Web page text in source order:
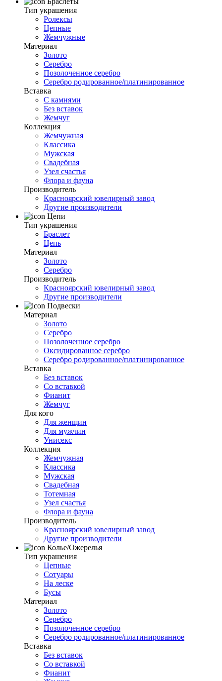
Тип украшения
Ролексы
Цепные
Жемчужные
Материал
Золото
Серебро
Позолоченное серебро
Серебро родированное/платинированное
Вставка
С камнями
Без вставок
Жемчуг
Коллекция
Жемчужная
Классика
Мужская
Свадебная
Узел счастья
Флора и фауна
Производитель
Красноярский ювелирный завод
Другие производители
Цепи
Тип украшения
Браслет
Цепь
Материал
Золото
Серебро
Производитель
Красноярский ювелирный завод
Другие производители
Подвески
Материал
Золото
Серебро
Позолоченное серебро
Оксидированное серебро
Серебро родированное/платинированное
Вставка
Без вставок
Со вставкой
Фианит
Жемчуг
Для кого
Для женщин
Для мужчин
Унисекс
Коллекция
Жемчужная
Классика
Мужская
Свадебная
Тотемная
Узел счастья
Флора и фауна
Производитель
Красноярский ювелирный завод
Другие производители
Колье/Ожерелья
Тип украшения
Цепные
Сотуары
На леске
Бусы
Материал
Золото
Серебро
Позолоченное серебро
Серебро родированное/платинированное
Вставка
Без вставок
Со вставкой
Фианит